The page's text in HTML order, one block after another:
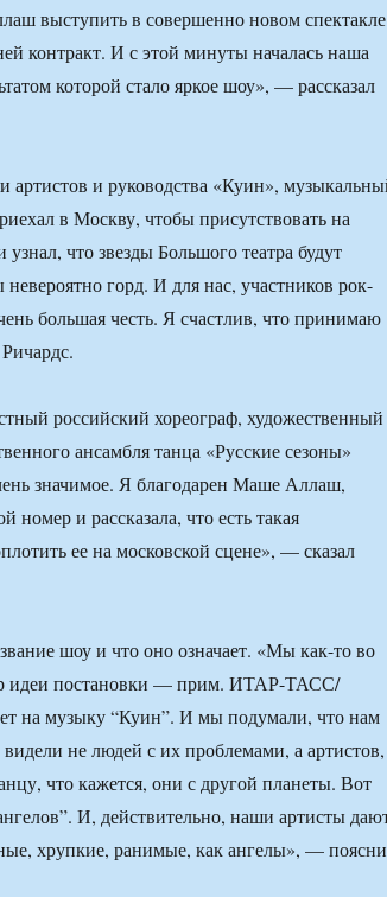
выступить в совершенно новом
контракт. И с этой минуты началась наша
которой стало яркое шоу», — рассказал
артистов и руководства «Куин»,
в Москву, чтобы присутствовать на
что звезды Большого театра будут
горд. И для нас, участников рок-
большая честь. Я счастлив, что принимаю
российский хореограф, художественный
ансамбля танца «Русские сезоны»
значимое. Я благодарен Маше Аллаш,
и рассказала, что есть такая
ее на московской сцене», — сказал
шоу и что оно означает. «Мы как-то во
идеи постановки — прим. ИТАР-ТАСС/
на музыку “Куин”. И мы подумали, что нам
не людей с их проблемами, а артистов,
что кажется, они с другой планеты. Вот
И, действительно, наши артисты
хрупкие, ранимые, как ангелы», —